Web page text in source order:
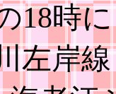
18時に
左岸線